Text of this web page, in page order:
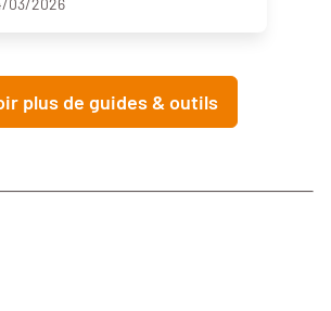
03/2026
plus de guides & outils